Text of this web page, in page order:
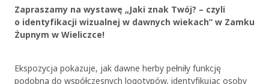
Zapraszamy na wystawę „Jaki znak Twój? – czyli
o identyfikacji wizualnej w dawnych wiekach” w Zamku
Żupnym w Wieliczce!
Ekspozycja pokazuje, jak dawne herby pełniły funkcję
podobną do współczesnych logotypów, identyfikując osoby